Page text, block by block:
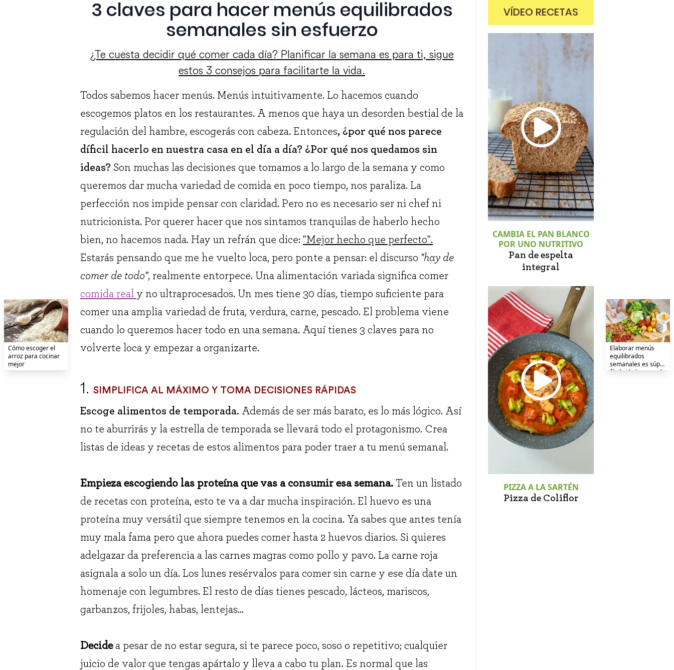
3 claves para hacer menús equilibrados
semanales sin esfuerzo
¿Te cuesta decidir qué comer cada día? Planificar la semana es para ti, sigue
estos 3 consejos para facilitarte la vida.
Todos sabemos hacer menús. Menús intuitivamente. Lo hacemos cuando
escogemos platos en los restaurantes. A menos que haya un desorden bestial de la
regulación del hambre, escogerás con cabeza. Entonces, ¿por qué nos parece
díficil hacerlo en nuestra casa en el día a día? ¿Por qué nos quedamos sin
ideas? Son muchas las decisiones que tomamos a lo largo de la semana y como
queremos dar mucha variedad de comida en poco tiempo, nos paraliza. La
perfección nos impide pensar con claridad. Pero no es necesario ser ni chef ni
nutricionista. Por querer hacer que nos sintamos tranquilas de haberlo hecho
bien, no hacemos nada. Hay un refrán que dice: "Mejor hecho que perfecto".
Estarás pensando que me he vuelto loca, pero ponte a pensar: el discurso "hay de
comer de todo", realmente entorpece. Una alimentación variada significa comer
comida real y no ultraprocesados. Un mes tiene 30 días, tiempo suficiente para
comer una amplia variedad de fruta, verdura, carne, pescado. El problema viene
cuando lo queremos hacer todo en una semana. Aquí tienes 3 claves para no
volverte loca y empezar a organizarte.
1. SIMPLIFICA AL MÁXIMO Y TOMA DECISIONES RÁPIDAS
Escoge alimentos de temporada. Además de ser más barato, es lo más lógico. Así
no te aburrirás y la estrella de temporada se llevará todo el protagonismo. Crea
listas de ideas y recetas de estos alimentos para poder traer a tu menú semanal.
Empieza escogiendo las proteína que vas a consumir esa semana. Ten un listado
de recetas con proteína, esto te va a dar mucha inspiración. El huevo es una
proteína muy versátil que siempre tenemos en la cocina. Ya sabes que antes tenía
muy mala fama pero que ahora puedes comer hasta 2 huevos diarios. Si quieres
adelgazar da preferencia a las carnes magras como pollo y pavo. La carne roja
asignala a solo un día. Los lunes resérvalos para comer sin carne y ese día date un
homenaje con legumbres. El resto de días tienes pescado, lácteos, mariscos,
garbanzos, frijoles, habas, lentejas...
Decidea pesar de no estar segura, si te parece poco, soso o repetitivo; cualquier
juicio de valor que tengas apártalo y lleva a cabo tu plan. Es normal que las
VÍDEO RECETAS
CAMBIA EL PAN BLANCO
POR UNO NUTRITIVO
Pan de espelta
integral
PIZZA A LA SARTÉN
Pizza de Coliflor
Cómo escoger el
arroz para cocinar
mejor
Elaborar menús
equilibrados
semanales es súper
fácil si lo haces así